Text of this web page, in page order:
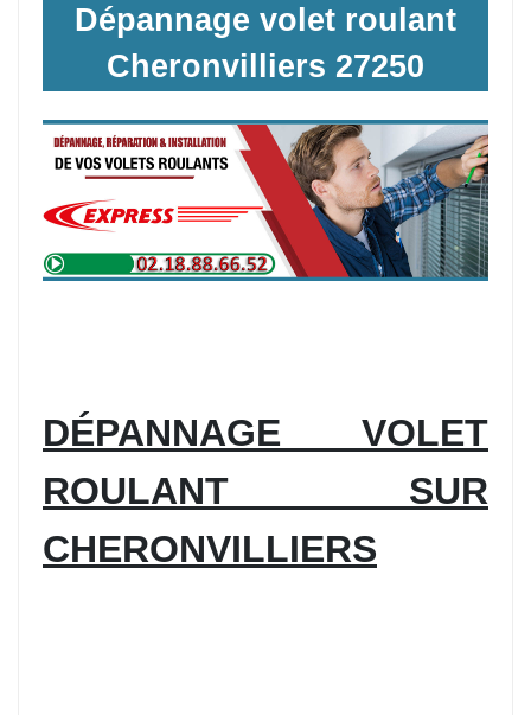
Dépannage volet roulant
Cheronvilliers 27250
DÉPANNAGE VOLET
ROULANT SUR
CHERONVILLIERS